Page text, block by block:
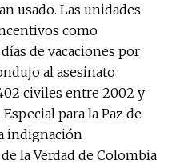
usado. Las unidades
como
de vacaciones por
al asesinato
civiles entre 2002 y
para la Paz de
indignación
la Verdad de Colombia